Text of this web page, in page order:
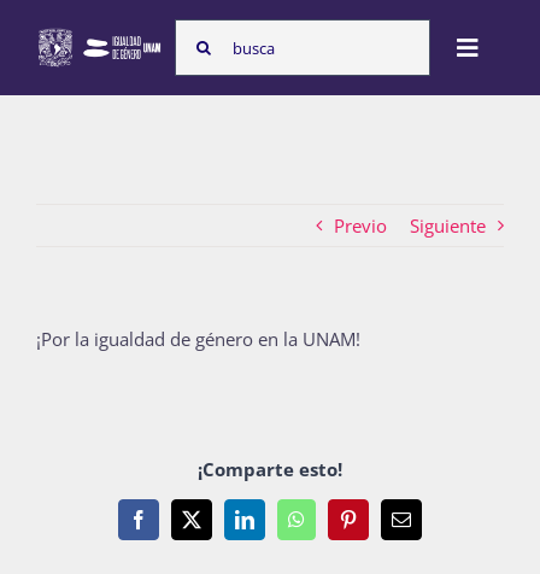
content
Search
for:
Toggle
Nosotras
Programas
Cursos
Previo Siguiente
¡Por la igualdad de género en la UNAM!
¡Comparte esto!
Facebook
X LinkedInWhatsAppPinterestEmail